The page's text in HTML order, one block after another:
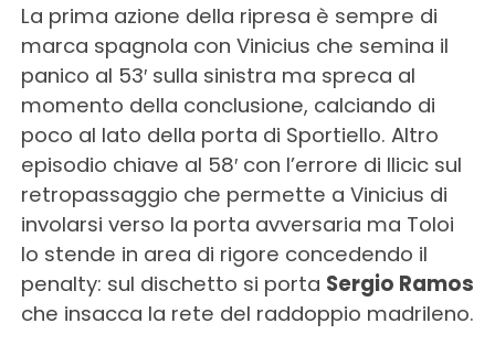
La prima azione della ripresa è sempre di
marca spagnola con Vinicius che semina il
panico al 53′ sulla sinistra ma spreca al
momento della conclusione, calciando di
poco al lato della porta di Sportiello. Altro
episodio chiave al 58′ con l’errore di Ilicic sul
retropassaggio che permette a Vinicius di
involarsi verso la porta avversaria ma Toloi
lo stende in area di rigore concedendo il
penalty: sul dischetto si porta Sergio Ramos
che insacca la rete del raddoppio madrileno.